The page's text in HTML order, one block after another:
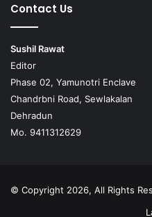
Contact Us
Sushil Rawat
Editor
Phase 02, Yamunotri Enclave
Chandrbni Road, Sewlakalan
Dehradun
Mo. 9411312629
© Copyright 2026, All Rights